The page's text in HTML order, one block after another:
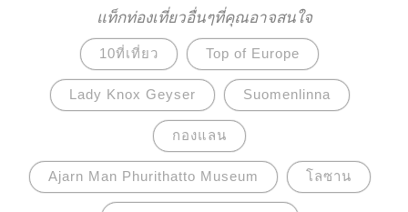
แท็กท่องเที่ยวอื่นๆที่คุณอาจสนใจ
10ที่เที่ยว Top of Europe
Lady Knox Geyser Suomenlinna
กองแลน
Ajarn Man Phurithatto Museum โลซาน